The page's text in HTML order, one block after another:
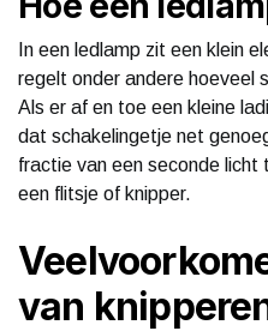
In een ledlamp zit een klein
regelt onder andere hoeveel
Als er af en toe een kleine
dat schakelingetje net
fractie van een seconde licht
een flitsje of knipper.
van